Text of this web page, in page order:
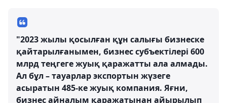
"2023 жылы қосылған құн салығы бизнеске
қайтарылғанымен, бизнес субъектілері 600
млрд теңгеге жуық қаражатты ала алмады.
Ал бұл – тауарлар экспортын жүзеге
асыратын 485-ке жуық компания. Яғни,
бизнес айналым қаражатынан айырылып